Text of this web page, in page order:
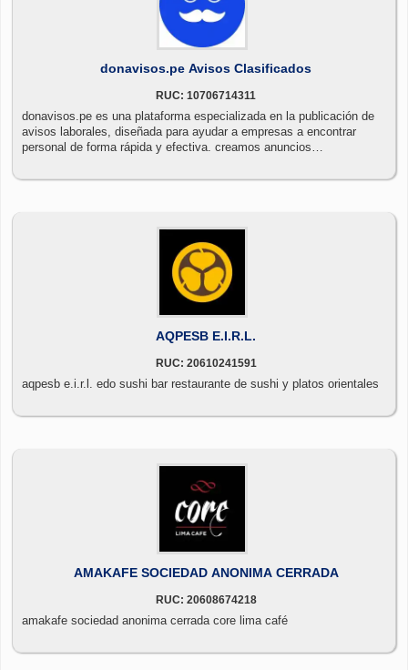
donavisos.pe Avisos Clasificados
RUC: 10706714311
donavisos.pe es una plataforma especializada en la publicación de
avisos laborales, diseñada para ayudar a empresas a encontrar
personal de forma rápida y efectiva. creamos anuncios
alcance y captar más postulantes. nos enfocamos en facilitar la
AQPESB E.I.R.L.
RUC: 20610241591
aqpesb e.i.r.l. edo sushi bar restaurante de sushi y platos orientales
AMAKAFE SOCIEDAD ANONIMA CERRADA
RUC: 20608674218
amakafe sociedad anonima cerrada core lima café